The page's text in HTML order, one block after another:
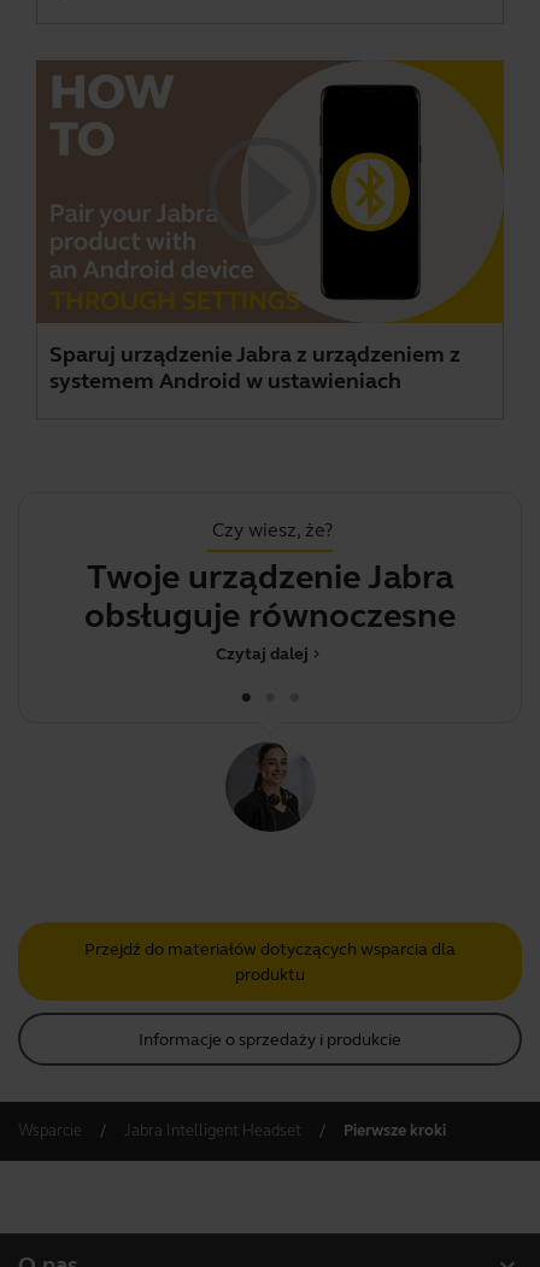
Sparuj urządzenie Jabra z urządzeniem z
systemem Android w ustawieniach
Czy wiesz, że?
Twoje urządzenie Jabra
obsługuje równoczesne par
chevron_right
Czytaj dalej
Przejdź do materiałów dotyczących wsparcia dla
produktu
Informacje o sprzedaży i produkcie
Wsparcie Jabra Intelligent Headset Pierwsze kroki